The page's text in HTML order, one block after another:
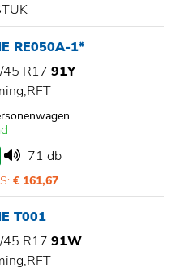
RE050A-1*
R17 91Y
71 db
€ 161,67
T001
R17 91W